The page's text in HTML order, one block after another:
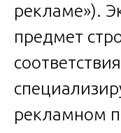
рекламе»).
предмет
рекламном